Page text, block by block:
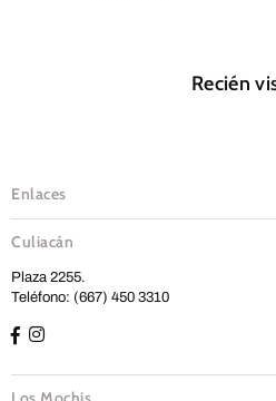
Recién
Enlaces
Culiacán
Plaza 2255.
Teléfono: (667) 450 3310